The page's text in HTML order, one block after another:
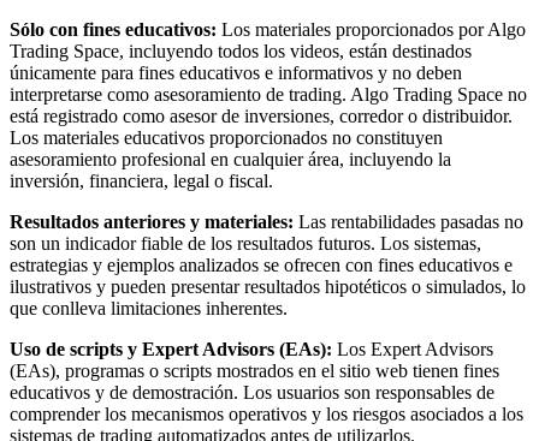
Sólo con fines educativos: Los materiales proporcionados por Algo
Trading Space, incluyendo todos los videos, están destinados
únicamente para fines educativos e informativos y no deben
interpretarse como asesoramiento de trading. Algo Trading Space no
está registrado como asesor de inversiones, corredor o distribuidor.
Los materiales educativos proporcionados no constituyen
asesoramiento profesional en cualquier área, incluyendo la
inversión, financiera, legal o fiscal.
Resultados anteriores y materiales: Las rentabilidades pasadas no
son un indicador fiable de los resultados futuros. Los sistemas,
estrategias y ejemplos analizados se ofrecen con fines educativos e
ilustrativos y pueden presentar resultados hipotéticos o simulados, lo
que conlleva limitaciones inherentes.
Uso de scripts y Expert Advisors (EAs): Los Expert Advisors
(EAs), programas o scripts mostrados en el sitio web tienen fines
educativos y de demostración. Los usuarios son responsables de
comprender los mecanismos operativos y los riesgos asociados a los
sistemas de trading automatizados antes de utilizarlos.